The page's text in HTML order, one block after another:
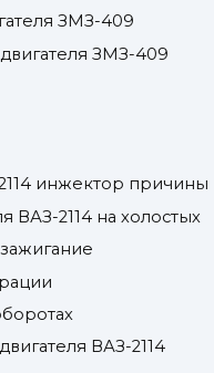
ЗМЗ-409
ЗМЗ-409
инжектор причины
ВАЗ-2114 на холостых
ВАЗ-2114